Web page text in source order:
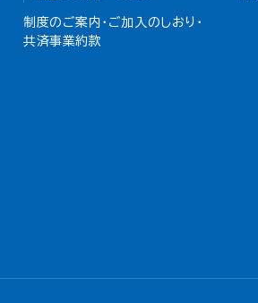
制度のご案内・ご加入のしおり・
共済事業約款